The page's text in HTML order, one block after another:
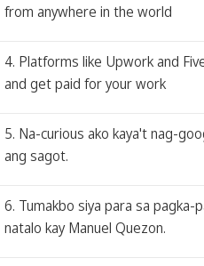
from anywhere in the world
4. Platforms like Upwork and
and get paid for your work
5. Na-curious ako kaya't nag-
ang sagot.
6. Tumakbo siya para sa
natalo kay Manuel Quezon.